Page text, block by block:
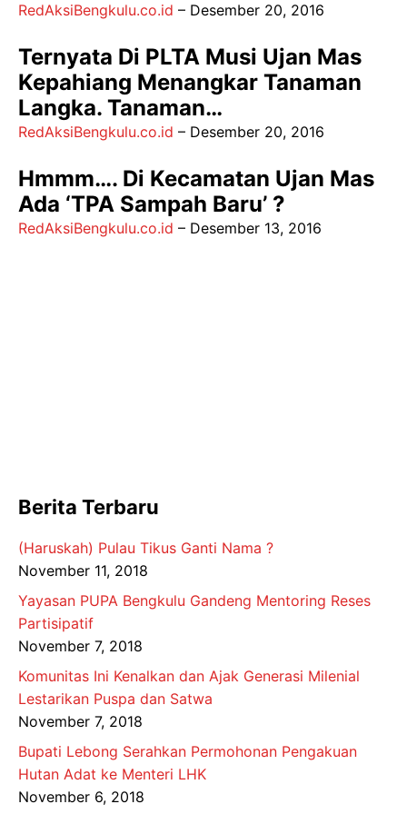
RedAksiBengkulu.co.id – Desember 20, 2016
Ternyata Di PLTA Musi Ujan Mas
Kepahiang Menangkar Tanaman
Langka. Tanaman…
RedAksiBengkulu.co.id – Desember 20, 2016
Hmmm…. Di Kecamatan Ujan Mas
Ada ‘TPA Sampah Baru’ ?
RedAksiBengkulu.co.id – Desember 13, 2016
Berita Terbaru
(Haruskah) Pulau Tikus Ganti Nama ?
November 11, 2018
Yayasan PUPA Bengkulu Gandeng Mentoring Reses
Partisipatif
November 7, 2018
Komunitas Ini Kenalkan dan Ajak Generasi Milenial
Lestarikan Puspa dan Satwa
November 7, 2018
Bupati Lebong Serahkan Permohonan Pengakuan
Hutan Adat ke Menteri LHK
November 6, 2018